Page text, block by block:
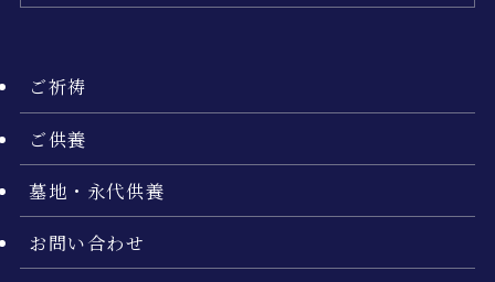
ご祈祷
ご供養
墓地・永代供養
お問い合わせ